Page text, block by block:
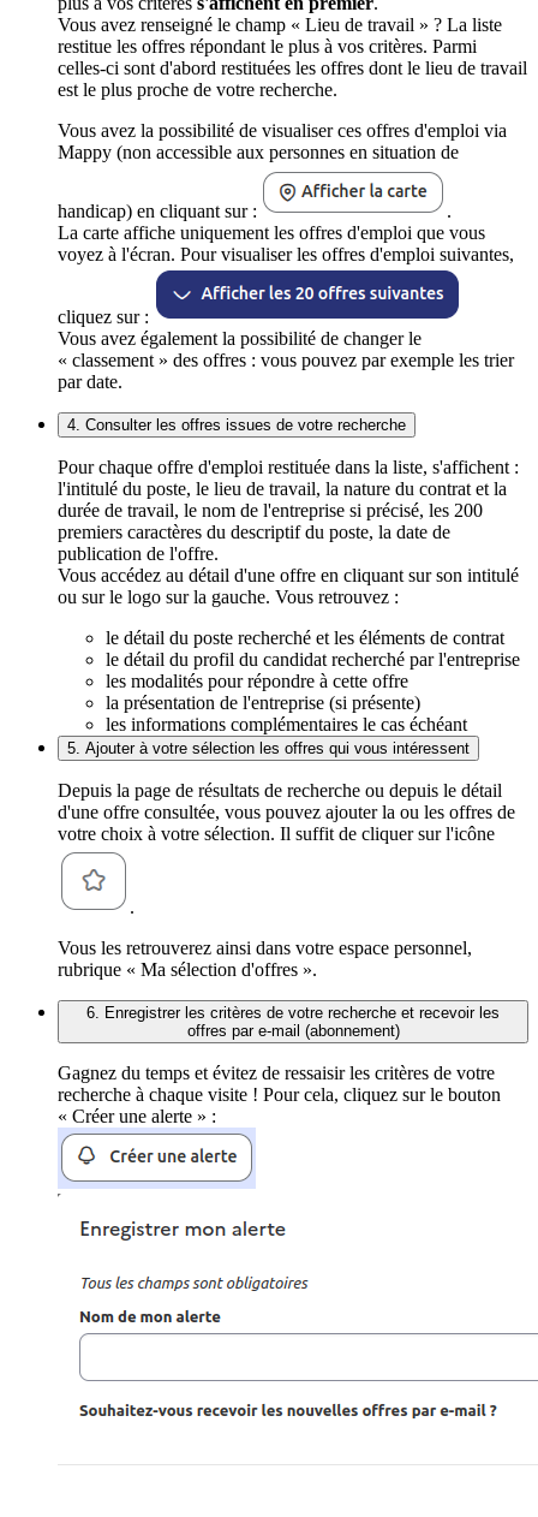
Vous avez renseigné le champ « Lieu de travail » ? La liste
restitue les offres répondant le plus à vos critères. Parmi
celles-ci sont d'abord restituées les offres dont le lieu de travail
est le plus proche de votre recherche.
Vous avez la possibilité de visualiser ces offres d'emploi via
Mappy (non accessible aux personnes en situation de
handicap) en cliquant sur :
.
La carte affiche uniquement les offres d'emploi que vous
voyez à l'écran. Pour visualiser les offres d'emploi suivantes,
cliquez sur :
Vous avez également la possibilité de changer le
« classement » des offres : vous pouvez par exemple les trier
par date.
4. Consulter les offres issues de votre recherche
Pour chaque offre d'emploi restituée dans la liste, s'affichent :
l'intitulé du poste, le lieu de travail, la nature du contrat et la
durée de travail, le nom de l'entreprise si précisé, les 200
premiers caractères du descriptif du poste, la date de
publication de l'offre.
Vous accédez au détail d'une offre en cliquant sur son intitulé
ou sur le logo sur la gauche. Vous retrouvez :
le détail du poste recherché et les éléments de contrat
le détail du profil du candidat recherché par l'entreprise
les modalités pour répondre à cette offre
la présentation de l'entreprise (si présente)
les informations complémentaires le cas échéant
5. Ajouter à votre sélection les offres qui vous intéressent
Depuis la page de résultats de recherche ou depuis le détail
d'une offre consultée, vous pouvez ajouter la ou les offres de
votre choix à votre sélection. Il suffit de cliquer sur l'icône
.
Vous les retrouverez ainsi dans votre espace personnel,
rubrique « Ma sélection d'offres ».
6. Enregistrer les critères de votre recherche et recevoir les
offres par e-mail (abonnement)
Gagnez du temps et évitez de ressaisir les critères de votre
recherche à chaque visite ! Pour cela, cliquez sur le bouton
« Créer une alerte » :